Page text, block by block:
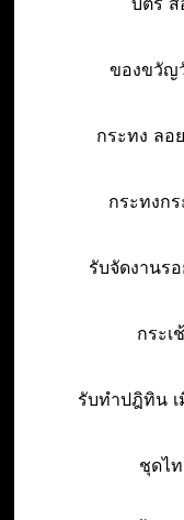
ของขวัญ
กระทง ลอ
กระทงก
รับจัดงานร
กระเ
รับทำปฎิทิน เ
ชุดไ